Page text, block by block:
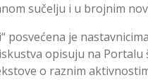
sučelju i u brojnim
posvećena je
opisuju na
o raznim